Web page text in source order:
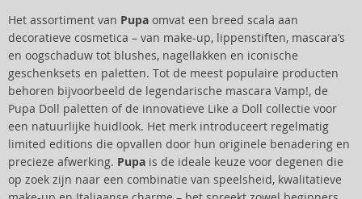
Het assortiment van Pupa omvat een breed scala aan
decoratieve cosmetica – van make-up, lippenstiften, mascara’s
en oogschaduw tot blushes, nagellakken en iconische
geschenksets en paletten. Tot de meest populaire producten
behoren bijvoorbeeld de legendarische mascara Vamp!, de
Pupa Doll paletten of de innovatieve Like a Doll collectie voor
een natuurlijke huidlook. Het merk introduceert regelmatig
limited editions die opvallen door hun originele benadering en
precieze afwerking. Pupa is de ideale keuze voor degenen die
op zoek zijn naar een combinatie van speelsheid, kwalitatieve